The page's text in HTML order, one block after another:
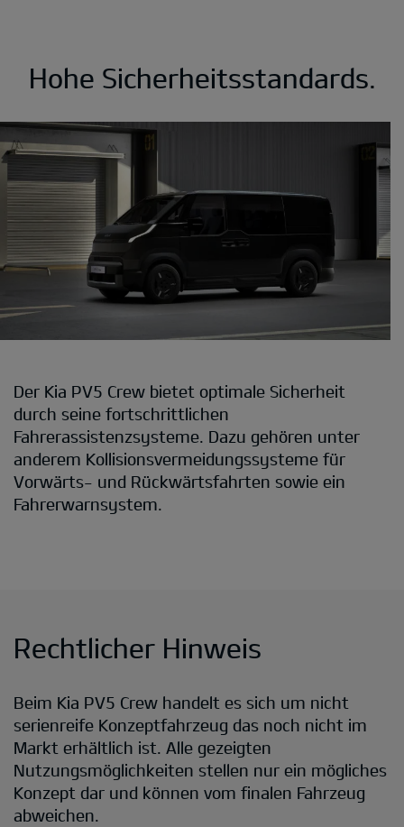
Hohe Sicherheitsstandards.
Der Kia PV5 Crew bietet optimale Sicherheit
durch seine fortschrittlichen
Fahrerassistenzsysteme. Dazu gehören unter
anderem Kollisionsvermeidungssysteme für
Vorwärts- und Rückwärtsfahrten sowie ein
Fahrerwarnsystem.
Rechtlicher Hinweis
Beim Kia PV5 Crew handelt es sich um nicht
serienreife Konzeptfahrzeug das noch nicht im
Markt erhältlich ist. Alle gezeigten
Nutzungsmöglichkeiten stellen nur ein mögliches
Konzept dar und können vom finalen Fahrzeug
abweichen.